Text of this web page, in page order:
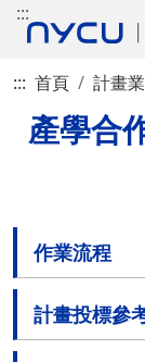
:::
::: 首頁 計畫
產學合
作業流程
計畫投標參